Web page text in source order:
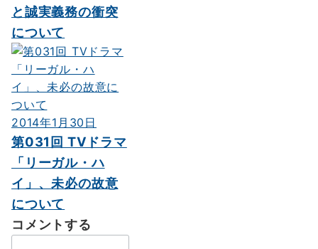
と誠実義務の衝突
について
2014年1月30日
第031回 TVドラマ
「リーガル・ハ
イ」、未必の故意
について
コメントする